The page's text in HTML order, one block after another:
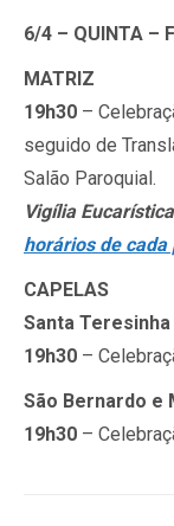
6/4 – QUINTA –
MATRIZ
19h30 –
seguido de
Salão Paroquial.
Vigília
horários de cada
CAPELAS
Santa
19h30 –
São Bernardo e
19h30 –